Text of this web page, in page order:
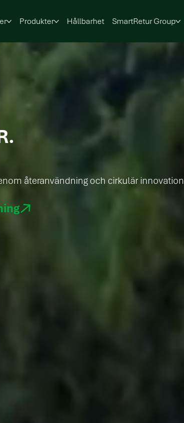
Produkter Hållbarhet SmartRetur Group
återanvändning och cirkulär innovation